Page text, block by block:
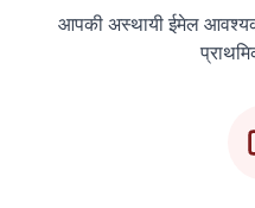
आपकी अस्थायी ईमेल